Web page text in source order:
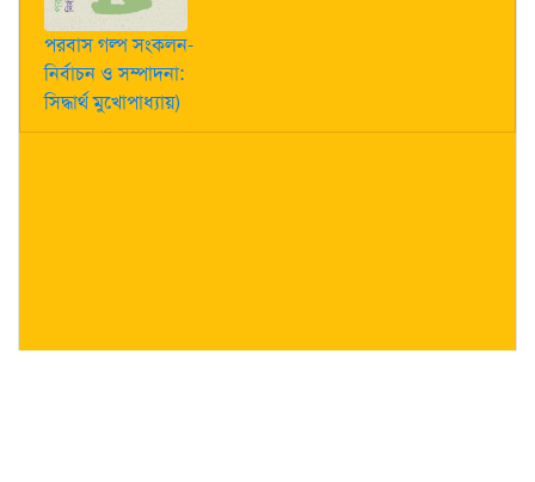
পরবাস গল্প সংকলন-
নির্বাচন ও সম্পাদনা:
সিদ্ধার্থ মুখোপাধ্যায়)